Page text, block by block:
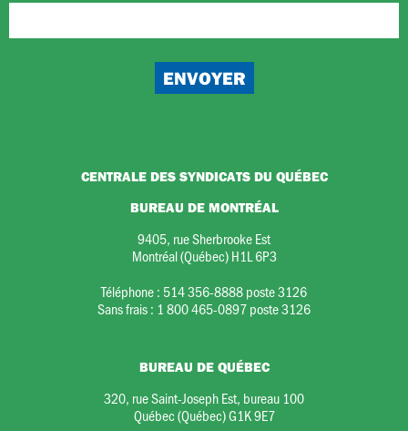
CENTRALE DES SYNDICATS DU QUÉBEC
BUREAU DE MONTRÉAL
9405, rue Sherbrooke Est
Montréal (Québec) H1L 6P3
Téléphone : 514 356-8888 poste 3126
Sans frais : 1 800 465-0897 poste 3126
BUREAU DE QUÉBEC
320, rue Saint-Joseph Est, bureau 100
Québec (Québec) G1K 9E7